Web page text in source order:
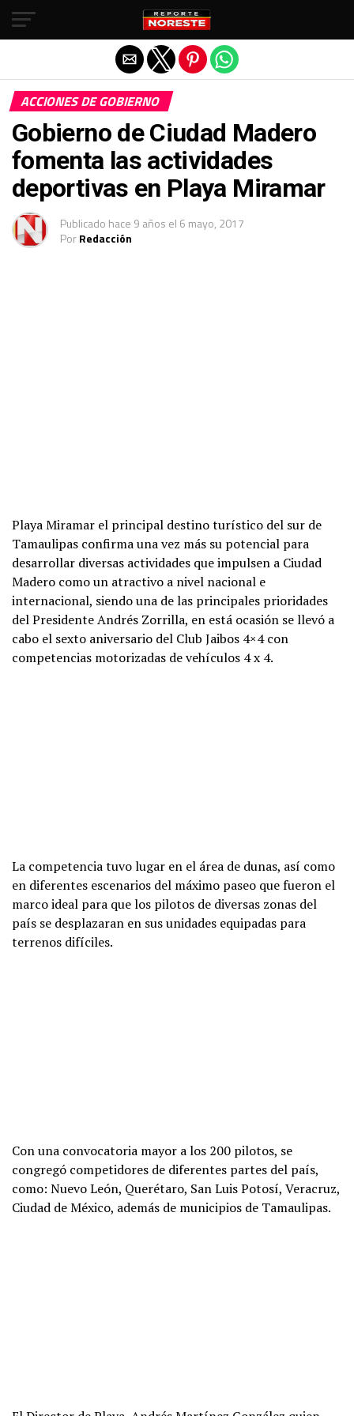
ACCIONES DE GOBIERNO
Gobierno de Ciudad Madero
fomenta las actividades
deportivas en Playa Miramar
Publicado hace 9 años el 6 mayo, 2017
PorRedacción
Playa Miramar el principal destino turístico del sur de
Tamaulipas confirma una vez más su potencial para
desarrollar diversas actividades que impulsen a Ciudad
Madero como un atractivo a nivel nacional e
internacional, siendo una de las principales prioridades
del Presidente Andrés Zorrilla, en está ocasión se llevó a
cabo el sexto aniversario del Club Jaibos 4×4 con
competencias motorizadas de vehículos 4 x 4.
La competencia tuvo lugar en el área de dunas, así como
en diferentes escenarios del máximo paseo que fueron el
marco ideal para que los pilotos de diversas zonas del
país se desplazaran en sus unidades equipadas para
terrenos difíciles.
Con una convocatoria mayor a los 200 pilotos, se
congregó competidores de diferentes partes del país,
como: Nuevo León, Querétaro, San Luis Potosí, Veracruz,
Ciudad de México, además de municipios de Tamaulipas.
Salir de la versión móvil